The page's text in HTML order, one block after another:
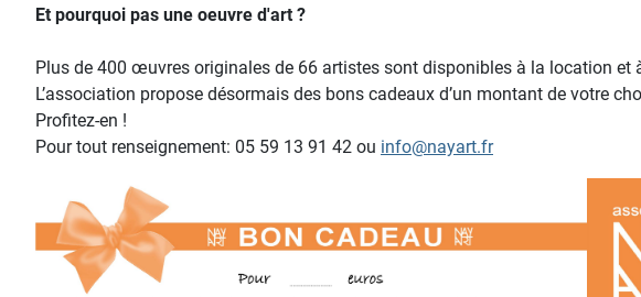
Et pourquoi pas une oeuvre d'art ?
Plus de 400 œuvres originales de 66 artistes sont disponibles à la location et
L’association propose désormais des bons cadeaux d’un montant de votre
Profitez-en !
Pour tout renseignement: 05 59 13 91 42 ou info@nayart.fr